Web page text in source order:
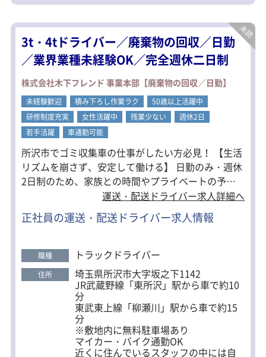
【1日のスケジュール例】
10：00 積み込み場所へ直行＆積み込み
スタート
▼
12：00 ルートを確認し配送スタート！
▼
13：30 1便終了、午後に向けて休憩
▼
14：30 積み込み＆2便配送
▼
17：00 配達終了
し。土日は家族と過ごすも良し。
最初は自分のペースで荷物の量を調整
しながら、徐ーに業務に慣れていきま
しょう！
そのほかにも案件はございますので、
お気軽にご相談ください！
埼玉県所沢市御幸町1-16スカイライズ
タワー1階
埼玉県所沢市北秋津592
3t・4tドライバー／廃棄物の回収／日勤
／業界業種未経験OK／完全週休二日制
株式会社木下フレンド 事業本部【廃棄物の回収／日勤】
未経験歓迎 積み下ろし作業ラク
50歳以上活躍中
研修制度充実
女性活躍中 残業少ない
週休2日
若手活躍
車通勤可能
所沢市でゴミ収集車の仕事がしたい方必見！ 【生活
リズムを崩さず、安定して働ける】 日勤のみ・週休
2日制のため、家族との時間やプライベートの予定
も立てやすい働き方です。 毎日の勤務時間が安定し
ており、無理なく長く続けられます。 【未経験から
始めやすい環境】 特別な経験は必要ありません。 同
ー未経験の方も安心してスタートできます。 【地域
に欠かせない仕事】 廃棄物回収は、地域の暮らしを
支える社会貢献性の高い仕事です。 日々の業務を通
じて、やりがいを実感できます。
運送・配送ドライバー求人詳細へ
正社員の運送・配送ドライバー求人情報
職種 トラックドライバー
住所 埼玉県所沢市大字坂之下1142
JR武蔵野線「東所沢」駅から車で約10
分
東武東上線「柳瀬川」駅から車で約15
分
※敷地内に無料駐車場あり
マイカー・バイク通勤OK
近くに住んでいるスタッフの中には自